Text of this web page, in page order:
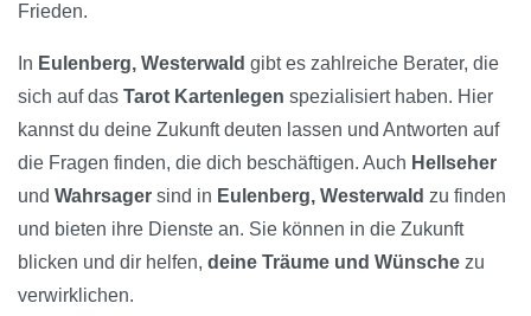
Frieden.
In Eulenberg, Westerwald gibt es zahlreiche Berater, die
sich auf das Tarot Kartenlegen spezialisiert haben. Hier
kannst du deine Zukunft deuten lassen und Antworten auf
die Fragen finden, die dich beschäftigen. Auch Hellseher
und Wahrsager sind in Eulenberg, Westerwald zu finden
und bieten ihre Dienste an. Sie können in die Zukunft
blicken und dir helfen, deine Träume und Wünsche zu
verwirklichen.